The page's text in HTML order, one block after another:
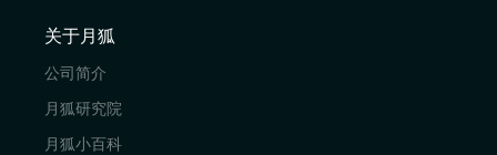
关于月狐
公司简介
月狐研究院
月狐小百科